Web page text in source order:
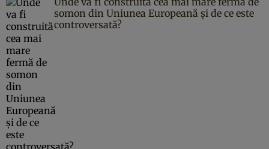
somon din Uniunea Europeană și de ce este
controversată?